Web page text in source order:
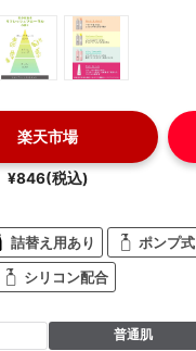
楽天市場
¥846(税込)
詰替え用あり ポンプ式
シリコン配合
普通肌